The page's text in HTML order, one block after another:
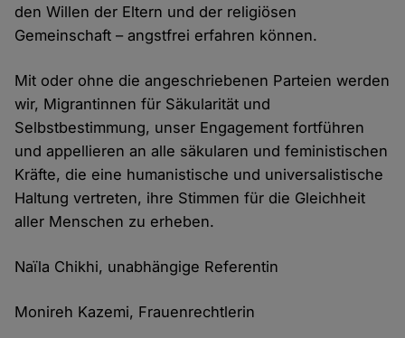
den Willen der Eltern und der religiösen
Gemeinschaft – angstfrei erfahren können.
Mit oder ohne die angeschriebenen Parteien werden
wir, Migrantinnen für Säkularität und
Selbstbestimmung, unser Engagement fortführen
und appellieren an alle säkularen und feministischen
Kräfte, die eine humanistische und universalistische
Haltung vertreten, ihre Stimmen für die Gleichheit
aller Menschen zu erheben.
Naïla Chikhi, unabhängige Referentin
Monireh Kazemi, Frauenrechtlerin